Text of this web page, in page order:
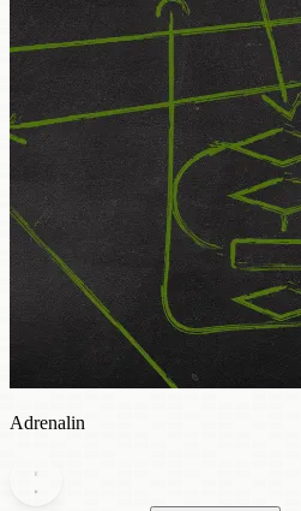
Adrenalin